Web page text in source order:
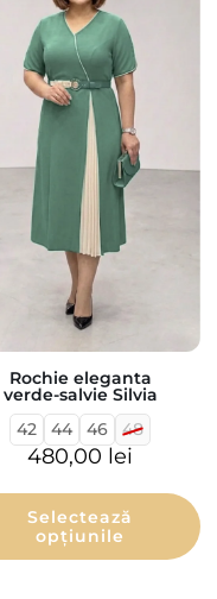
Rochie eleganta
verde-salvie Silvia
42
44 46 48
480,00 lei
Selectează
opțiunile